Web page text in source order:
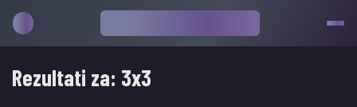
Rezultati za: 3x3